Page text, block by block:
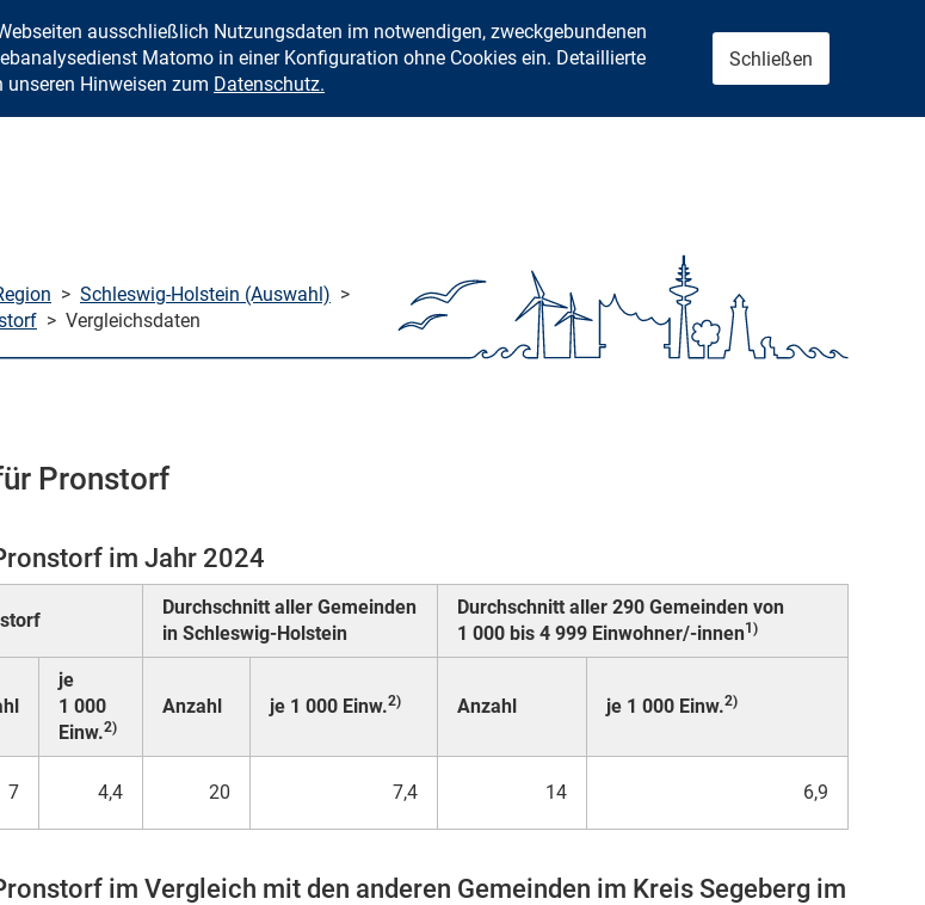
Zum Inhalt springen
ausschließlich Nutzungsdaten im notwendigen, zweckgebundenen
Matomo in einer Konfiguration ohne Cookies ein. Detaillierte
Hinweisen zum Datenschutz.
Schließen
> Schleswig-Holstein (Auswahl) >
> Vergleichsdaten
Pronstorf
im Jahr 2024
Durchschnitt aller Gemeinden
in Schleswig-Holstein
Durchschnitt aller 290 Gemeinden von
1 000 bis 4 999 Einwohner/-innen1)
je
1 000
Einw.2)
Anzahl je 1 000 Einw.2) Anzahl je 1 000 Einw.2)
7 4,4 20 7,4 14 6,9
im Vergleich mit den anderen Gemeinden im Kreis Segeberg im